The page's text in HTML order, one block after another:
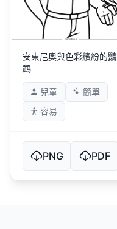
安東尼奧與色彩繽紛的鸚
鵡
兒童
簡單
容易
PNG PDF